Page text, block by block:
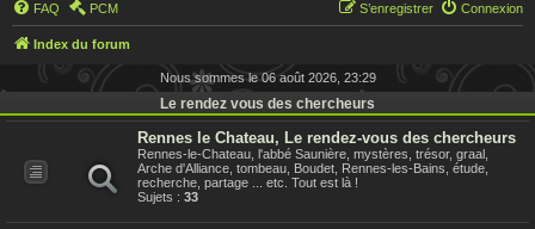
FAQ PCM Connexion
S’enregistrer
Index du forum
Nous sommes le 06 août 2026, 23:29
Le rendez vous des chercheurs
Rennes le Chateau, Le rendez-vous des chercheurs
Rennes-le-Chateau, l'abbé Saunière, mystères, trésor, graal,
Arche d'Alliance, tombeau, Boudet, Rennes-les-Bains, étude,
recherche, partage ... etc. Tout est là !
Sujets : 33